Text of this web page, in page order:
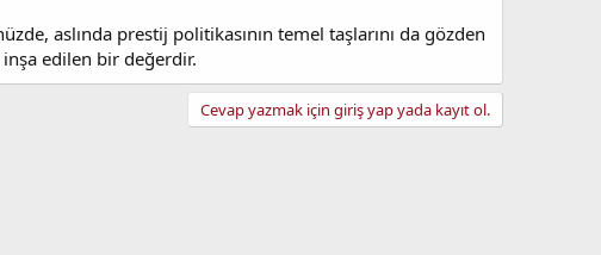
aslında prestij politikasının temel taşlarını da gözden
edilen bir değerdir.
Cevap yazmak için giriş yap yada kayıt ol.